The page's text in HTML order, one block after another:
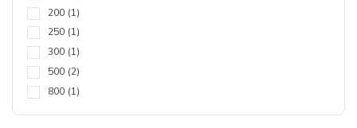
200 (1)
250 (1)
300 (1)
500 (2)
800 (1)